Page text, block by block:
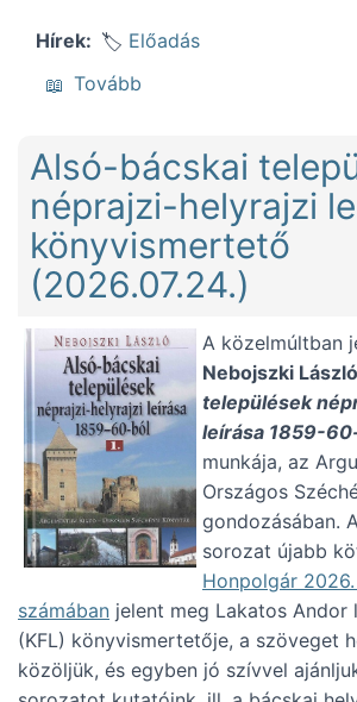
Hírek
Előadás
Tovább
Alsó-bácskai
néprajzi-helyrajzi
könyvismertető
(2026.07.24.)
A közelmúltban
Nebojszki
települések
leírása 1859-
munkája, az
Országos
gondozásában.
sorozat újabb
Honpolgár
számában jelent meg Lakatos Andor
(KFL) könyvismertetője, a szöveget
közöljük, és egyben jó szívvel